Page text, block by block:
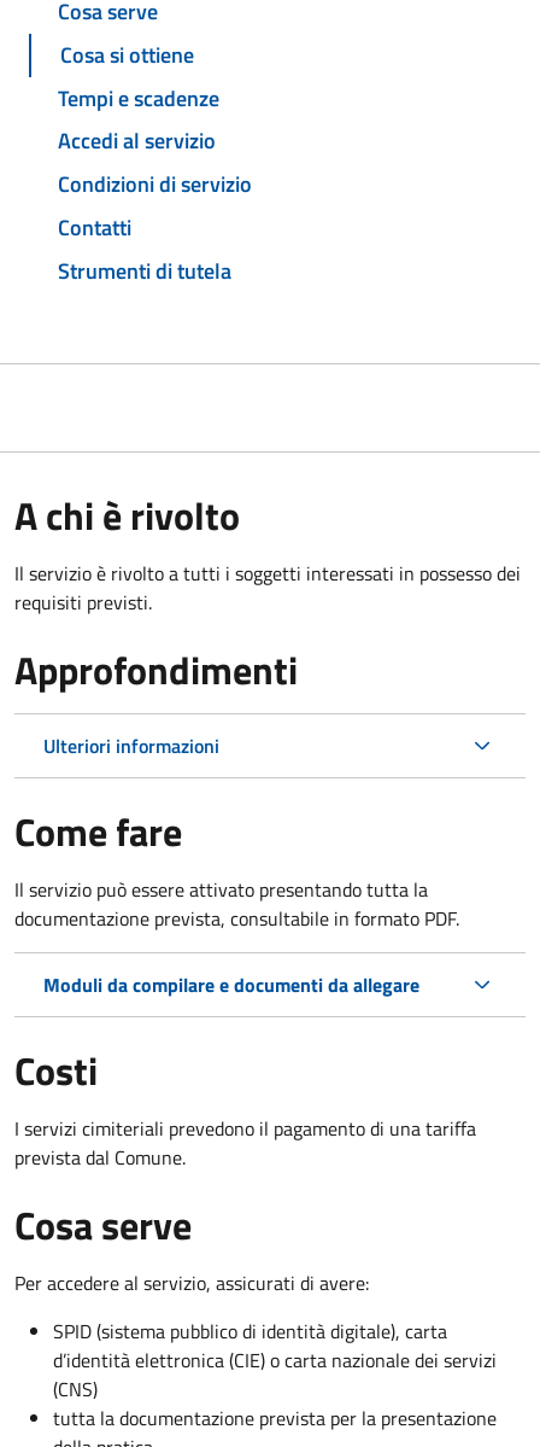
Cosa serve
Cosa si ottiene
Tempi e scadenze
Accedi al servizio
Condizioni di servizio
Contatti
Strumenti di tutela
A chi è rivolto
Il servizio è rivolto a tutti i soggetti interessati in possesso dei
requisiti previsti.
Approfondimenti
Ulteriori informazioni
Come fare
Il servizio può essere attivato presentando tutta la
documentazione prevista, consultabile in formato PDF.
Moduli da compilare e documenti da allegare
Costi
I servizi cimiteriali prevedono il pagamento di una tariffa
prevista dal Comune.
Cosa serve
Per accedere al servizio, assicurati di avere:
SPID (sistema pubblico di identità digitale), carta
d’identità elettronica (CIE) o carta nazionale dei servizi
(CNS)
tutta la documentazione prevista per la presentazione